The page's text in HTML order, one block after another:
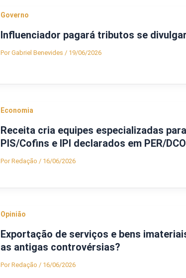
Governo
Influenciador pagará tributos se
PorGabriel Benevides / 19/06/2026
Economia
Receita cria equipes especializadas
PIS/Cofins e IPI declarados em PER/
PorRedação / 16/06/2026
Opinião
Exportação de serviços e bens
as antigas controvérsias?
PorRedação / 16/06/2026